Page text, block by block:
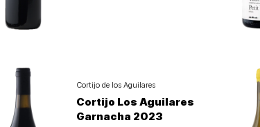
Cortijo de los Aguilares
Cortijo Los Aguilares
Garnacha 2023